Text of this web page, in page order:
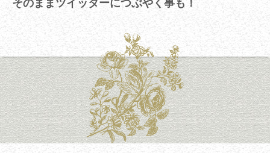
そのままツイッターにつぶやく事も！